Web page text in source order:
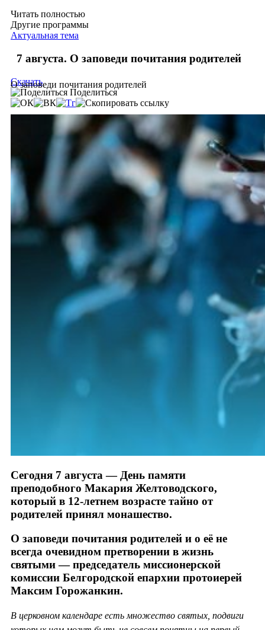
Читать полностью
Другие программы
Актуальная тема
7 августа. О заповеди почитания родителей
О заповеди почитания родителей
Скачать
Поделиться
Сегодня 7 августа — День памяти
преподобного Макария Желтоводского,
который в 12-летнем возрасте тайно от
родителей принял монашество.
О заповеди почитания родителей и о её не
всегда очевидном претворении в жизнь
святыми — председатель миссионерской
комиссии Белгородской епархии протоиерей
Максим Горожанкин.
В церковном календаре есть множество святых, подвиги